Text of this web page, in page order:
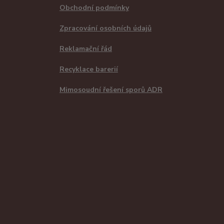
Obchodní podmínky
Zpracování osobních údajů
Reklamační řád
Recyklace barerií
Mimosoudní řešení sporů ADR